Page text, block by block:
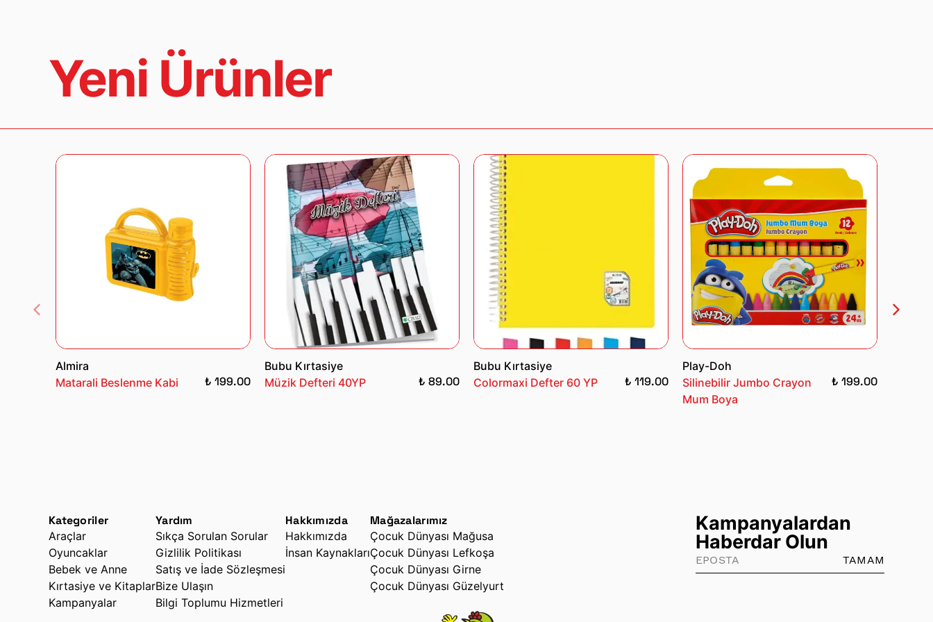
Yeni Ürünler
Almira
Matarali Beslenme Kabi
₺ 199.00
Bubu Kırtasiye
Müzik Defteri 40YP
₺ 89.00
Bubu Kırtasiye
Colormaxi Defter 60 YP
₺ 119.00
Play-Doh
Silinebilir Jumbo Crayon
Mum Boya
₺ 199.00
Kategoriler
Araçlar
Oyuncaklar
Bebek ve Anne
Kırtasiye ve Kitaplar
Kampanyalar
Yardım
Sıkça Sorulan Sorular
Gizlilik Politikası
Satış ve İade Sözleşmesi
Bize Ulaşın
Bilgi Toplumu Hizmetleri
Hakkımızda
Hakkımızda
İnsan Kaynakları
Mağazalarımız
Çocuk Dünyası Mağusa
Çocuk Dünyası Lefkoşa
Çocuk Dünyası Girne
Çocuk Dünyası Güzelyurt
Kampanyalardan
Haberdar Olun
TAMAM